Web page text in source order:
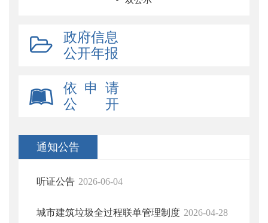
政府信息
公开年报
依 申 请
公 开
通知公告
听证公告 2026-06-04
城市建筑垃圾全过程联单管理制度 2026-04-28